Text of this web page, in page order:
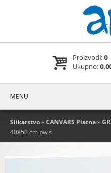
Proizvodi:0
Ukupno:
MENU
Slikarstvo»CANVARS Platna»
40X50 cm pw s